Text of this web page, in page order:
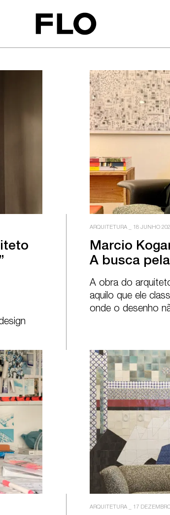
ARQUITETURA 18 JUNHO
Marcio
A busca
A obra do
aquilo que ele
onde o desenho
ARQUITETURA 17